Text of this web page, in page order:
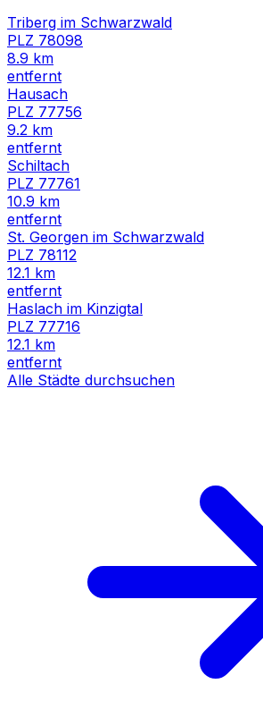
Triberg im Schwarzwald
PLZ 78098
8.9 km
entfernt
Hausach
PLZ 77756
9.2 km
entfernt
Schiltach
PLZ 77761
10.9 km
entfernt
St. Georgen im Schwarzwald
PLZ 78112
12.1 km
entfernt
Haslach im Kinzigtal
PLZ 77716
12.1 km
entfernt
Alle Städte durchsuchen